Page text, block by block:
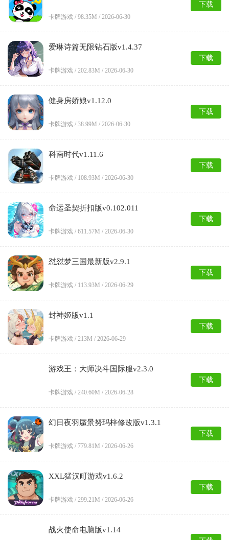
卡牌游戏 / 98.35M / 2026-06-30
下载
爱琳诗篇无限钻石版v1.4.37
卡牌游戏 / 202.83M / 2026-06-30
下载
健身房娇娘v1.12.0
卡牌游戏 / 38.99M / 2026-06-30
下载
科南时代v1.11.6
卡牌游戏 / 108.93M / 2026-06-30
下载
命运圣契折扣版v0.102.011
卡牌游戏 / 611.57M / 2026-06-30
下载
怼怼梦三国最新版v2.9.1
卡牌游戏 / 113.93M / 2026-06-29
下载
封神姬版v1.1
卡牌游戏 / 213M / 2026-06-29
下载
游戏王：大师决斗国际服v2.3.0
卡牌游戏 / 240.60M / 2026-06-28
下载
幻日夜羽蜃景努玛梓修改版v1.3.1
卡牌游戏 / 779.81M / 2026-06-26
下载
XXL猛汉町游戏v1.6.2
卡牌游戏 / 299.21M / 2026-06-26
下载
战火使命电脑版v1.14